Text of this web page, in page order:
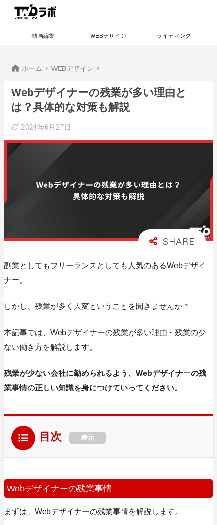
動画編集 WEBデザイン ライティング
ホーム WEBデザイン
Webデザイナーの残業が多い理由と
は？具体的な対策も解説
2024年6月27日
副業としてもフリーランスとしても人気のあるWebデザイ
ナー。
しかし、残業が多く大変ということを聞きませんか？
本記事では、Webデザイナーの残業が多い理由・残業の少
ない働き方を解説します。
残業が少ない会社に勤められるよう、Webデザイナーの残
業事情の正しい知識を身につけていってください。
目次 表示
Webデザイナーの残業事情
まずは、Webデザイナーの残業事情を解説します。